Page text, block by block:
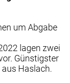
um Abgabe
lagen zwei
Günstigster
Haslach.